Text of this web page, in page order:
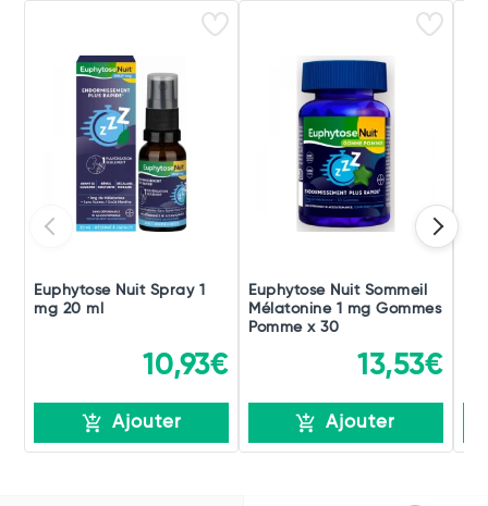
Euphytose Nuit Spray 1
mg 20 ml
10,93€
Ajouter
Euphytose Nuit Sommeil
Mélatonine 1 mg Gommes
Pomme x 30
13,53€
Ajouter